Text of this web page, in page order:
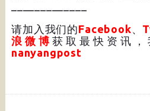
请加入我们的Facebook
浪微博 获取最快资讯
nanyangpost